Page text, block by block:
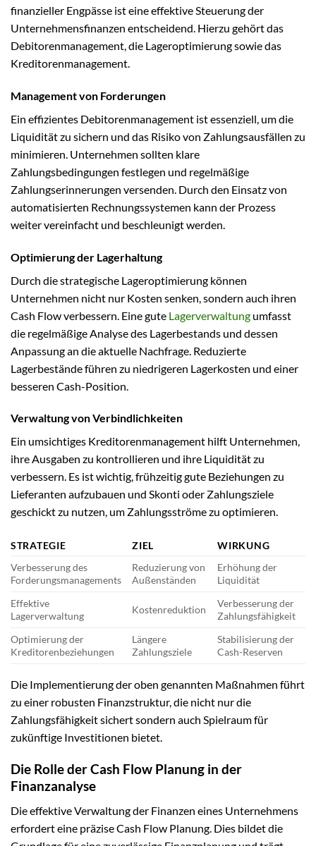
finanzieller Engpässe ist eine effektive Steuerung der
Unternehmensfinanzen entscheidend. Hierzu gehört das
Debitorenmanagement, die Lageroptimierung sowie das
Kreditorenmanagement.
Management von Forderungen
Ein effizientes Debitorenmanagement ist essenziell, um die
Liquidität zu sichern und das Risiko von Zahlungsausfällen zu
minimieren. Unternehmen sollten klare
Zahlungsbedingungen festlegen und regelmäßige
Zahlungserinnerungen versenden. Durch den Einsatz von
automatisierten Rechnungssystemen kann der Prozess
weiter vereinfacht und beschleunigt werden.
Optimierung der Lagerhaltung
Durch die strategische Lageroptimierung können
Unternehmen nicht nur Kosten senken, sondern auch ihren
Cash Flow verbessern. Eine gute Lagerverwaltung umfasst
die regelmäßige Analyse des Lagerbestands und dessen
Anpassung an die aktuelle Nachfrage. Reduzierte
Lagerbestände führen zu niedrigeren Lagerkosten und einer
besseren Cash-Position.
Verwaltung von Verbindlichkeiten
Ein umsichtiges Kreditorenmanagement hilft Unternehmen,
ihre Ausgaben zu kontrollieren und ihre Liquidität zu
verbessern. Es ist wichtig, frühzeitig gute Beziehungen zu
Lieferanten aufzubauen und Skonti oder Zahlungsziele
geschickt zu nutzen, um Zahlungsströme zu optimieren.
STRATEGIE ZIEL
WIRKUNG
Verbesserung des
Forderungsmanagements
Reduzierung von
Außenständen
Erhöhung der
Liquidität
Effektive
Lagerverwaltung
Kostenreduktion
Verbesserung der
Zahlungsfähigkeit
Optimierung der
Kreditorenbeziehungen
Längere
Zahlungsziele
Stabilisierung der
Cash-Reserven
Die Implementierung der oben genannten Maßnahmen führt
zu einer robusten Finanzstruktur, die nicht nur die
Zahlungsfähigkeit sichert sondern auch Spielraum für
zukünftige Investitionen bietet.
Die Rolle der Cash Flow Planung in der
Finanzanalyse
Die effektive Verwaltung der Finanzen eines Unternehmens
erfordert eine präzise Cash Flow Planung. Dies bildet die